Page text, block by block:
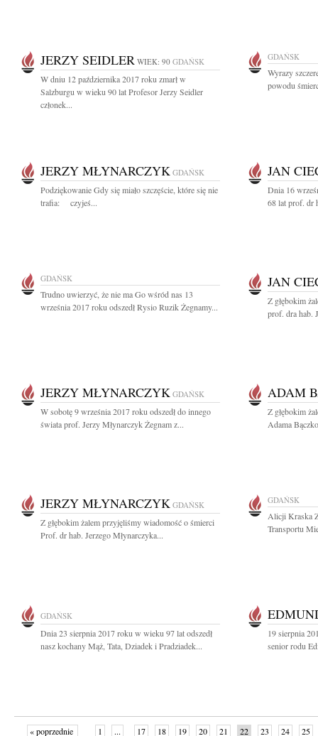
JERZY SEIDLER WIEK: 90 GDAŃSK
W dniu 12 października 2017 roku zmarł w
Salzburgu w wieku 90 lat Profesor Jerzy Seidler
członek...
GDAŃSK
Wyrazy
powodu
JERZY MŁYNARCZYK GDAŃSK
Podziękowanie Gdy się miało szczęście, które się nie
trafia: czyjeś...
JAN
Dnia 16
68 lat prof. dr
GDAŃSK
Trudno uwierzyć, że nie ma Go wśród nas 13
września 2017 roku odszedł Rysio Ruzik Żegnamy...
JAN
Z głębokim
prof. dra hab.
JERZY MŁYNARCZYK GDAŃSK
W sobotę 9 września 2017 roku odszedł do innego
świata prof. Jerzy Młynarczyk Żegnam z...
ADAM
Z głębokim
Adama
JERZY MŁYNARCZYK GDAŃSK
Z głębokim żalem przyjęliśmy wiadomość o śmierci
Prof. dr hab. Jerzego Młynarczyka...
GDAŃSK
Alicji Kraska
Transportu
GDAŃSK
Dnia 23 sierpnia 2017 roku w wieku 97 lat odszedł
nasz kochany Mąż, Tata, Dziadek i Pradziadek...
19 sierpnia
senior rodu
« poprzednie 1 ... 17 18 19 20 21 22 23 24 25